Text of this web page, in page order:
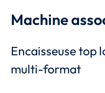
Machine
Encaisseuse top
multi-format